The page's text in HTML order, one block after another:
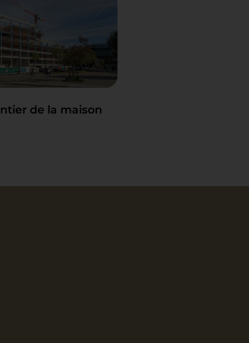
de la maison